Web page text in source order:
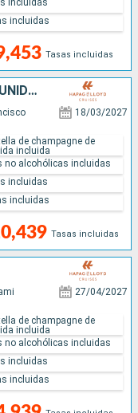
Tasas incluidas
incluidas
SEYCHELLES, CANADÁ, ESTADOS UNIDOS
18/03/2027
Tasas incluidas
de champagne de
incluida
no alcohólicas incluidas
incluidas
incluidas
27/04/2027
de champagne de
incluida
no alcohólicas incluidas
incluidas
incluidas